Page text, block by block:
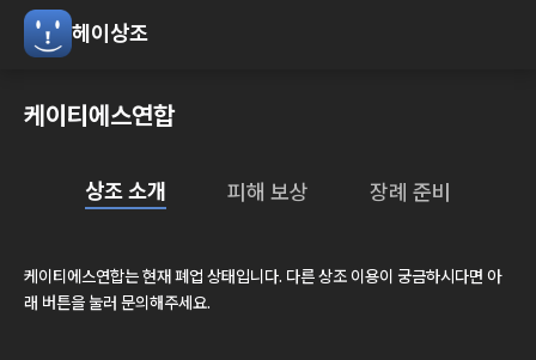
헤이상조
케이티에스연합
상조 소개 피해 보상 장례 준비
케이티에스연합는 현재 폐업 상태입니다. 다른 상조 이용이 궁금하시다면 아
래 버튼을 눌러 문의해주세요.